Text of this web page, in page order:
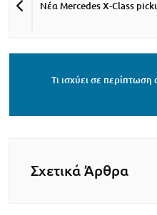
Νέα Mercedes X-Class
Τι ισχύει σε
Σχετικά Άρθρα